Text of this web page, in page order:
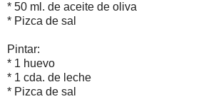
* 50 ml. de aceite de oliva
* Pizca de sal
Pintar:
* 1 huevo
* 1 cda. de leche
* Pizca de sal